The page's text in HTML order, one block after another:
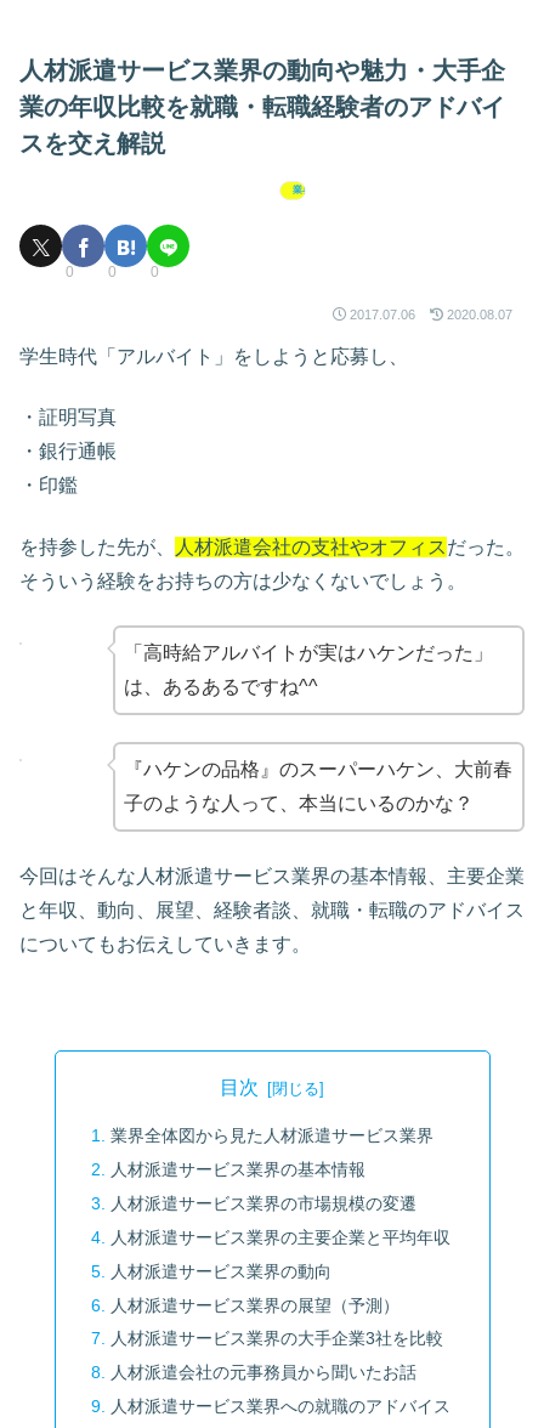
人材派遣サービス業界の動向や魅力・大手企
業の年収比較を就職・転職経験者のアドバイ
スを交え解説
業界研究
0 0 0
2017.07.06 2020.08.07
学生時代「アルバイト」をしようと応募し、
・証明写真
・銀行通帳
・印鑑
を持参した先が、 人材派遣会社の支社やオフィス だった。
そういう経験をお持ちの方は少なくないでしょう。
「高時給アルバイトが実はハケンだった」
は、あるあるですね^^
『ハケンの品格』のスーパーハケン、大前春
子のような人って、本当にいるのかな？
今回はそんな人材派遣サービス業界の基本情報、主要企業
と年収、動向、展望、経験者談、就職・転職のアドバイス
についてもお伝えしていきます。
目次
業界全体図から見た人材派遣サービス業界
人材派遣サービス業界の基本情報
人材派遣サービス業界の市場規模の変遷
人材派遣サービス業界の主要企業と平均年収
人材派遣サービス業界の動向
人材派遣サービス業界の展望（予測）
人材派遣サービス業界の大手企業3社を比較
人材派遣会社の元事務員から聞いたお話
人材派遣サービス業界への就職のアドバイス